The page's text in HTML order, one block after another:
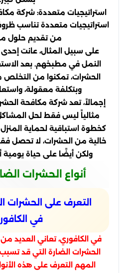
استراتيجيات متعددة: شركة
استراتيجيات متعددة تناسب
من تقديم حلول
على سبيل المثال، عانت إحدى
النمل في مطبخهم. بعد
الحشرات، تمكنوا من
وبتكلفة معقولة،
إجمالاً، تعد شركة مكافحة
مثالياً ليس فقط لحل المشاكل
كخطوة استباقية لحماية المنزل
خالية من الحشرات، لا تحصل
ولكن أيضًا على حياة يومية
أنواع الحشرات
التعرف على الحشرات
في
في الكافوري، تعاني العديد
الحشرات الضارة التي قد
المهم التعرف على هذه